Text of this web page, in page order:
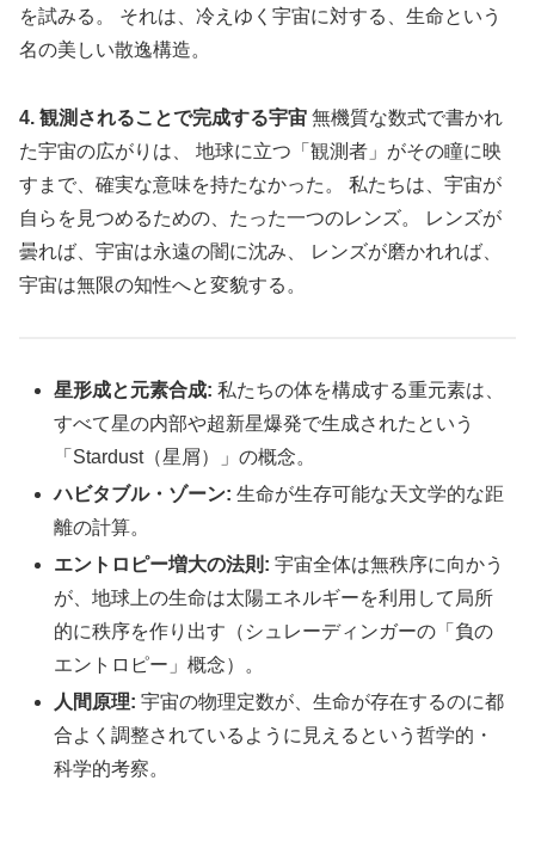
を試みる。 それは、冷えゆく宇宙に対する、生命という
名の美しい散逸構造。
4. 観測されることで完成する宇宙 無機質な数式で書かれ
た宇宙の広がりは、 地球に立つ「観測者」がその瞳に映
すまで、確実な意味を持たなかった。 私たちは、宇宙が
自らを見つめるための、たった一つのレンズ。 レンズが
曇れば、宇宙は永遠の闇に沈み、 レンズが磨かれれば、
宇宙は無限の知性へと変貌する。
星形成と元素合成: 私たちの体を構成する重元素は、
すべて星の内部や超新星爆発で生成されたという
「Stardust（星屑）」の概念。
ハビタブル・ゾーン: 生命が生存可能な天文学的な距
離の計算。
エントロピー増大の法則: 宇宙全体は無秩序に向かう
が、地球上の生命は太陽エネルギーを利用して局所
的に秩序を作り出す（シュレーディンガーの「負の
エントロピー」概念）。
人間原理: 宇宙の物理定数が、生命が存在するのに都
合よく調整されているように見えるという哲学的・
科学的考察。